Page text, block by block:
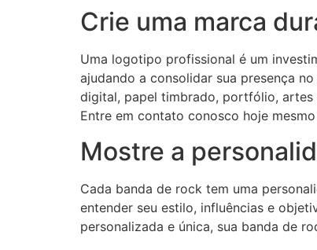
Crie uma marca
Uma logotipo profissional é um
ajudando a consolidar sua presença
digital, papel timbrado, portfólio, artes
Entre em contato conosco hoje
Mostre a
Cada banda de rock tem uma
entender seu estilo, influências e
personalizada e única, sua banda de